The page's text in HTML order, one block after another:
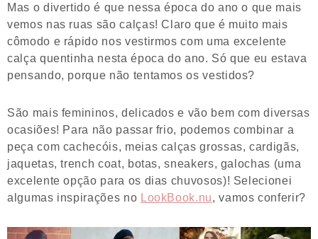
Mas o divertido é que nessa época do ano o que mais
vemos nas ruas são calças! Claro que é muito mais
cômodo e rápido nos vestirmos com uma excelente
calça quentinha nesta época do ano. Só que eu estava
pensando, porque não tentamos os vestidos?
São mais femininos, delicados e vão bem com diversas
ocasiões! Para não passar frio, podemos combinar a
peça com cachecóis, meias calças grossas, cardigãs,
jaquetas, trench coat, botas, sneakers, galochas (uma
excelente opção para os dias chuvosos)! Selecionei
algumas inspirações no LookBook.nu, vamos conferir?